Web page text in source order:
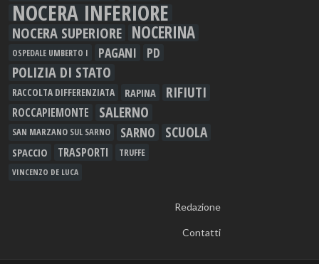
NOCERA INFERIORE
NOCERA SUPERIORE NOCERINA
OSPEDALE UMBERTO I PAGANI PD
POLIZIA DI STATO
RACCOLTA DIFFERENZIATA RAPINA RIFIUTI
ROCCAPIEMONTE SALERNO
SAN MARZANO SUL SARNO SARNO SCUOLA
SPACCIO TRASPORTI TRUFFE
VINCENZO DE LUCA
Redazione
Contatti